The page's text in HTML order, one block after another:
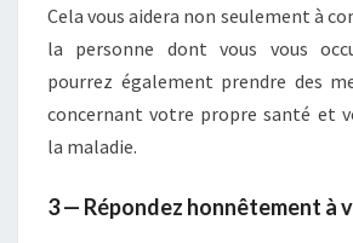
Cela vous aidera non seulement à
la personne dont vous vous
pourrez également prendre des
concernant votre propre santé et
la maladie.
3 — Répondez honnêtement à